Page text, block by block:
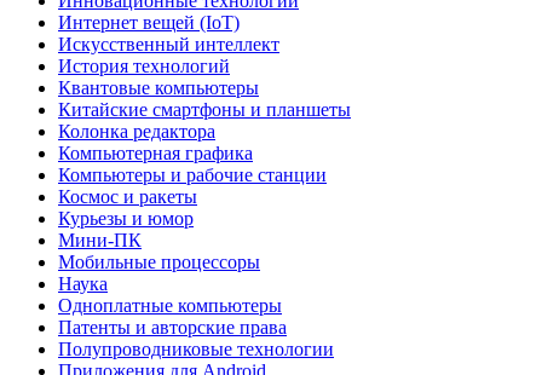
Интернет вещей (IoT)
Искусственный интеллект
История технологий
Квантовые компьютеры
Китайские смартфоны и планшеты
Колонка редактора
Компьютерная графика
Компьютеры и рабочие станции
Космос и ракеты
Курьезы и юмор
Мини-ПК
Мобильные процессоры
Наука
Одноплатные компьютеры
Патенты и авторские права
Полупроводниковые технологии